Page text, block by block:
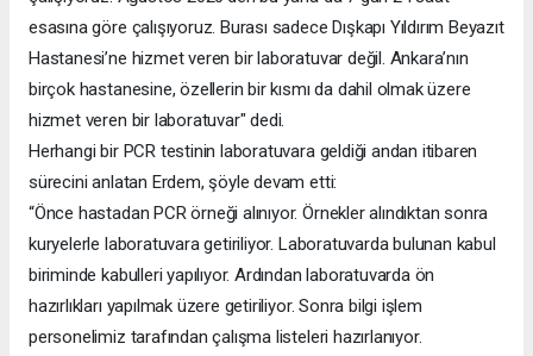
esasına göre çalışıyoruz. Burası sadece Dışkapı Yıldırım Beyazıt
Hastanesi’ne hizmet veren bir laboratuvar değil. Ankara’nın
birçok hastanesine, özellerin bir kısmı da dahil olmak üzere
hizmet veren bir laboratuvar" dedi.
Herhangi bir PCR testinin laboratuvara geldiği andan itibaren
sürecini anlatan Erdem, şöyle devam etti:
“Önce hastadan PCR örneği alınıyor. Örnekler alındıktan sonra
kuryelerle laboratuvara getiriliyor. Laboratuvarda bulunan kabul
biriminde kabulleri yapılıyor. Ardından laboratuvarda ön
hazırlıkları yapılmak üzere getiriliyor. Sonra bilgi işlem
personelimiz tarafından çalışma listeleri hazırlanıyor.